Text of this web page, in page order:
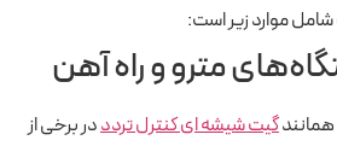
شامل موارد زیر است:
مترو و راه آهن
همانندگیت شیشه ای کنترل تردددر برخی از